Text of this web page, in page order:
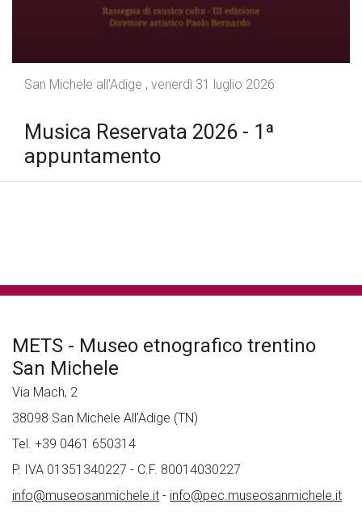
Musica Reservata 2026 - 1ª
appuntamento
San Michele all'Adige , venerdì 31 luglio 2026
METS - Museo etnografico trentino
San Michele
Via Mach, 2
38098 San Michele All’Adige (TN)
Tel. +39 0461 650314
P. IVA 01351340227 - C.F. 80014030227
info@museosanmichele.it - info@pec.museosanmichele.it